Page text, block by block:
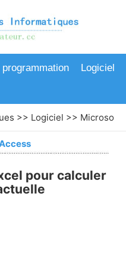
programmation
Logiciel
>> Logiciel >> Microsoft
pour calculer